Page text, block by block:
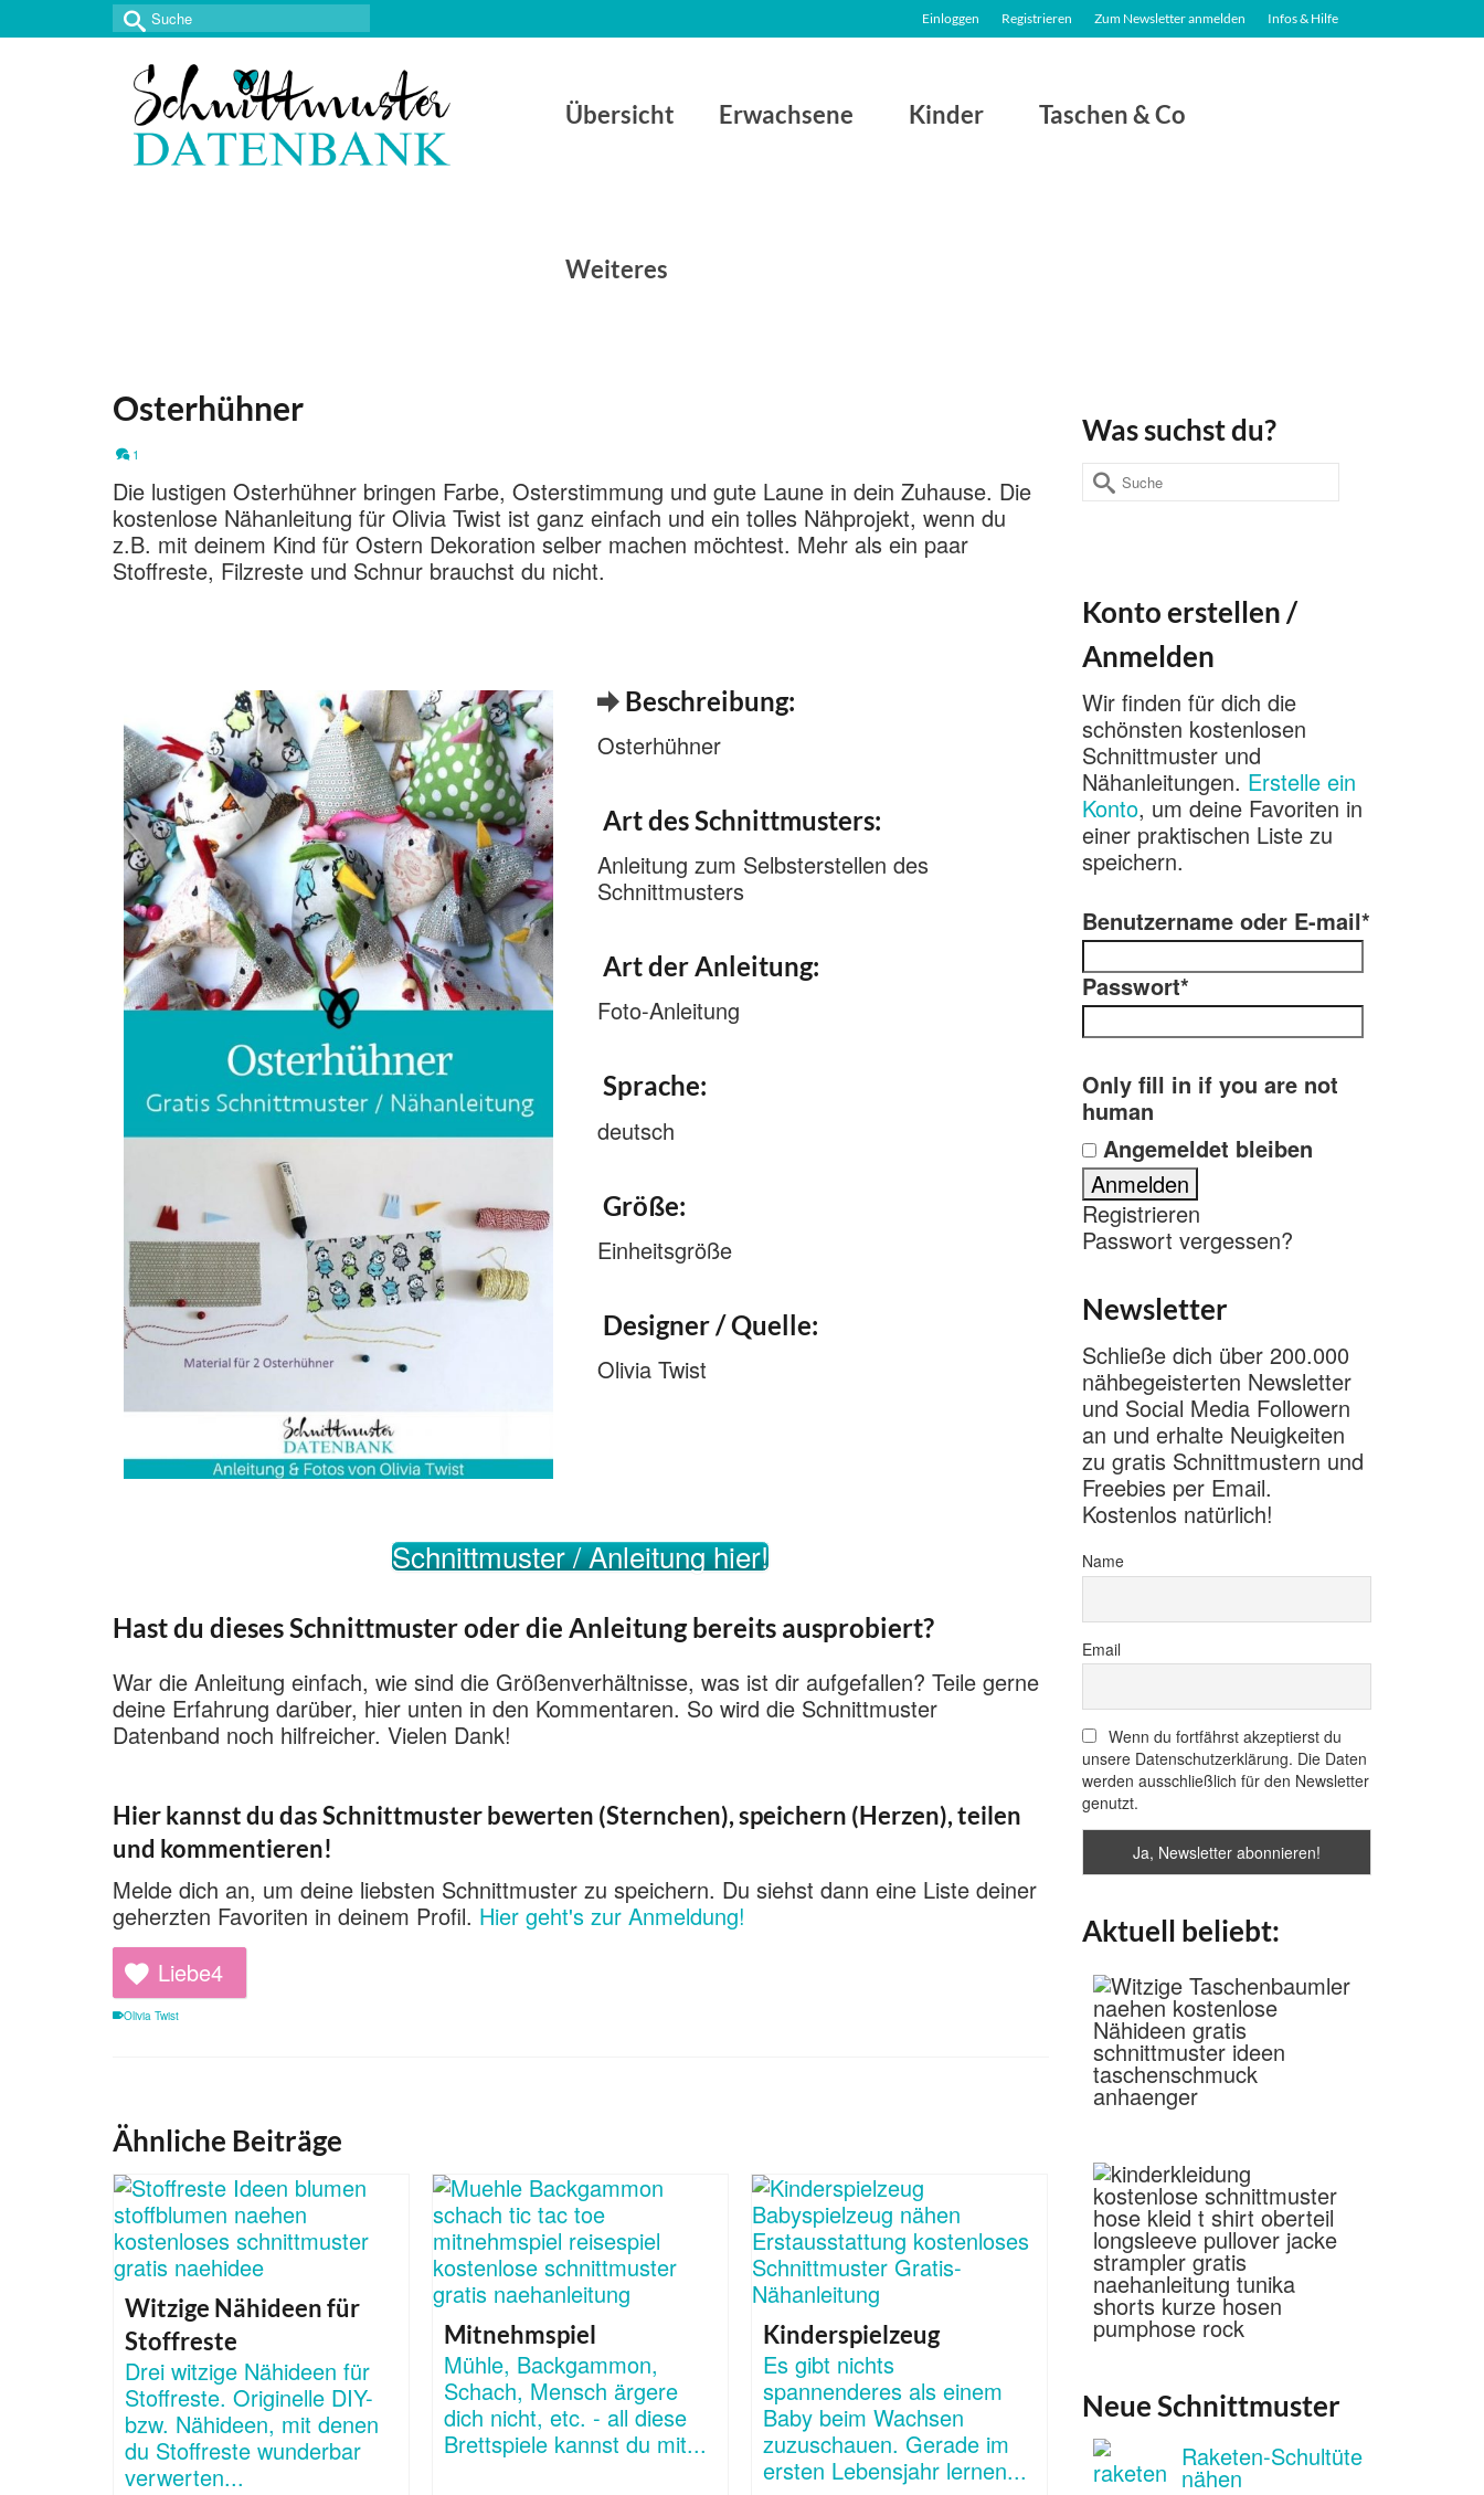
Einloggen Registrieren Zum Newsletter anmelden Infos & Hilfe
Suche
nach:
Übersicht Erwachsene Kinder Taschen & Co
Weiteres
Osterhühner
1
Die lustigen Osterhühner bringen Farbe, Osterstimmung und gute Laune in dein Zuhause. Die
kostenlose Nähanleitung für Olivia Twist ist ganz einfach und ein tolles Nähprojekt, wenn du
z.B. mit deinem Kind für Ostern Dekoration selber machen möchtest. Mehr als ein paar
Stoffreste, Filzreste und Schnur brauchst du nicht.
Beschreibung:
Osterhühner
Art des Schnittmusters:
Anleitung zum Selbsterstellen des
Schnittmusters
Art der Anleitung:
Foto-Anleitung
Sprache:
deutsch
Größe:
Einheitsgröße
Designer / Quelle:
Olivia Twist
Schnittmuster / Anleitung hier!
Hast du dieses Schnittmuster oder die Anleitung bereits ausprobiert?
War die Anleitung einfach, wie sind die Größenverhältnisse, was ist dir aufgefallen? Teile gerne
deine Erfahrung darüber, hier unten in den Kommentaren. So wird die Schnittmuster
Datenband noch hilfreicher. Vielen Dank!
Hier kannst du das Schnittmuster bewerten (Sternchen), speichern (Herzen), teilen
und kommentieren!
Melde dich an, um deine liebsten Schnittmuster zu speichern. Du siehst dann eine Liste deiner
geherzten Favoriten in deinem Profil. Hier geht's zur Anmeldung!
Liebe4
Olivia Twist
Ähnliche Beiträge
Witzige Nähideen für
Stoffreste
Drei witzige Nähideen für
Stoffreste. Originelle DIY-
bzw. Nähideen, mit denen
du Stoffreste wunderbar
verwerten...
Mitnehmspiel
Mühle, Backgammon,
Schach, Mensch ärgere
dich nicht, etc. - all diese
Brettspiele kannst du mit...
Kinderspielzeug
Es gibt nichts
spannenderes als einem
Baby beim Wachsen
zuzuschauen. Gerade im
ersten Lebensjahr lernen...
Was suchst du?
Suche
nach:
Konto erstellen /
Anmelden
Wir finden für dich die
schönsten kostenlosen
Schnittmuster und
Nähanleitungen. Erstelle ein
Konto, um deine Favoriten in
einer praktischen Liste zu
speichern.
Benutzername oder E-mail*
Passwort*
Only fill in if you are not
human
Angemeldet bleiben
Registrieren
Passwort vergessen?
Newsletter
Schließe dich über 200.000
nähbegeisterten Newsletter
und Social Media Followern
an und erhalte Neuigkeiten
zu gratis Schnittmustern und
Freebies per Email.
Kostenlos natürlich!
Name
Email
Wenn du fortfährst akzeptierst du
unsere Datenschutzerklärung. Die Daten
werden ausschließlich für den Newsletter
genutzt.
Aktuell beliebt:
Neue Schnittmuster
Raketen-Schultüte
nähen